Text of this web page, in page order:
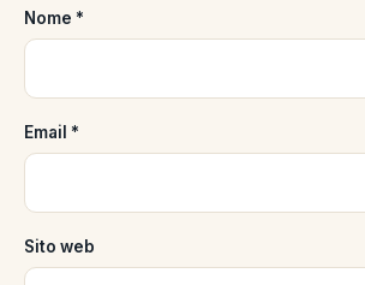
Nome *
Email *
Sito web